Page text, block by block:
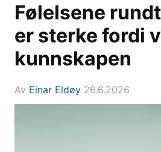
Følelsene
er sterke fordi
kunnskapen
Av Einar Eldøy 26.6.2026